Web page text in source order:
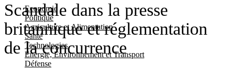
Economie
Politique
Agriculture et Alimentation
Santé
Technologies
Energie, Environnement et Transport
Défense
Scandale dans la presse
britannique et réglementation
de la concurrence